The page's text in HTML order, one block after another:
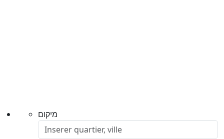
מיקום